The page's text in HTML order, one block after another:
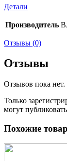
Детали
Производитель
Отзывы (0)
Отзывы
Отзывов пока нет.
Только
могут
Похожие